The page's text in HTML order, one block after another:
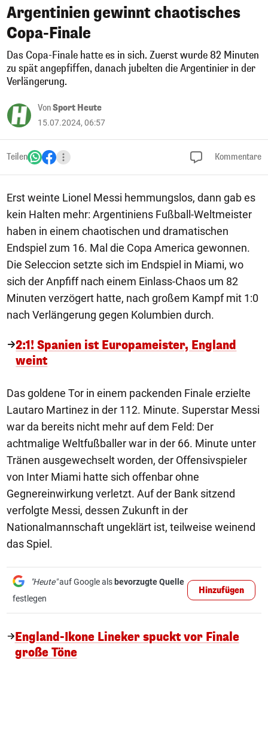
Argentinien gewinnt chaotisches
Copa-Finale
Das Copa-Finale hatte es in sich. Zuerst wurde 82 Minuten
zu spät angepfiffen, danach jubelten die Argentinier in der
Verlängerung.
VonSport Heute
15.07.2024, 06:57
Teilen Kommentare
Erst weinte Lionel Messi hemmungslos, dann gab es
kein Halten mehr: Argentiniens Fußball-Weltmeister
haben in einem chaotischen und dramatischen
Endspiel zum 16. Mal die Copa America gewonnen.
Die Seleccion setzte sich im Endspiel in Miami, wo
sich der Anpfiff nach einem Einlass-Chaos um 82
Minuten verzögert hatte, nach großem Kampf mit 1:0
nach Verlängerung gegen Kolumbien durch.
2:1! Spanien ist Europameister, England
weint
Das goldene Tor in einem packenden Finale erzielte
Lautaro Martinez in der 112. Minute. Superstar Messi
war da bereits nicht mehr auf dem Feld: Der
achtmalige Weltfußballer war in der 66. Minute unter
Tränen ausgewechselt worden, der Offensivspieler
von Inter Miami hatte sich offenbar ohne
Gegnereinwirkung verletzt. Auf der Bank sitzend
verfolgte Messi, dessen Zukunft in der
Nationalmannschaft ungeklärt ist, teilweise weinend
das Spiel.
"Heute"auf Google als bevorzugte Quelle
festlegen
Hinzufügen
England-Ikone Lineker spuckt vor Finale
große Töne